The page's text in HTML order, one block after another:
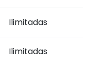
Ilimitadas
Ilimitadas